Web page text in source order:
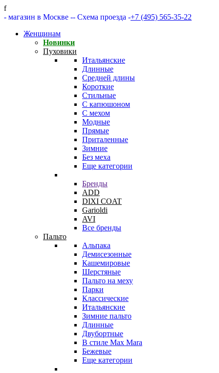
f
- магазин в Москве -- Схема проезда -+7 (495) 565-35-22
Женщинам
Новинки
Пуховики
Итальянские
Длинные
Средней длины
Короткие
Стильные
С капюшоном
С мехом
Модные
Прямые
Приталенные
Зимние
Без меха
Еще категории
Бренды
ADD
DIXI COAT
Garioldi
AVI
Все бренды
Пальто
Альпака
Демисезонные
Кашемировые
Шерстяные
Пальто на меху
Парки
Классические
Итальянские
Зимние пальто
Длинные
Двубортные
В стиле Max Mara
Бежевые
Еще категории